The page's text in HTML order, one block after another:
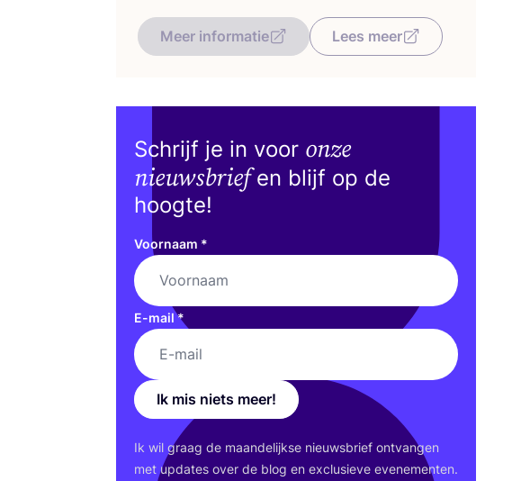
Meer informatie Lees meer
Schrijf je in voor onze
nieuwsbriefen blijf op de
hoogte!
Voornaam *
E-mail*
Ik mis niets meer!
Ik wil graag de maan­de­lijk­se nieuws­brief ont­van­gen
met upda­tes over de blog en exclu­sie­ve eve­ne­men­ten.